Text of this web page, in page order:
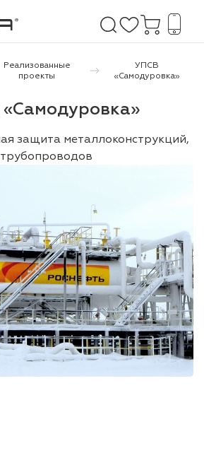
Реализованные
проекты
УПСВ
«Самодуровка»
защита металлоконструкций,
трубопроводов